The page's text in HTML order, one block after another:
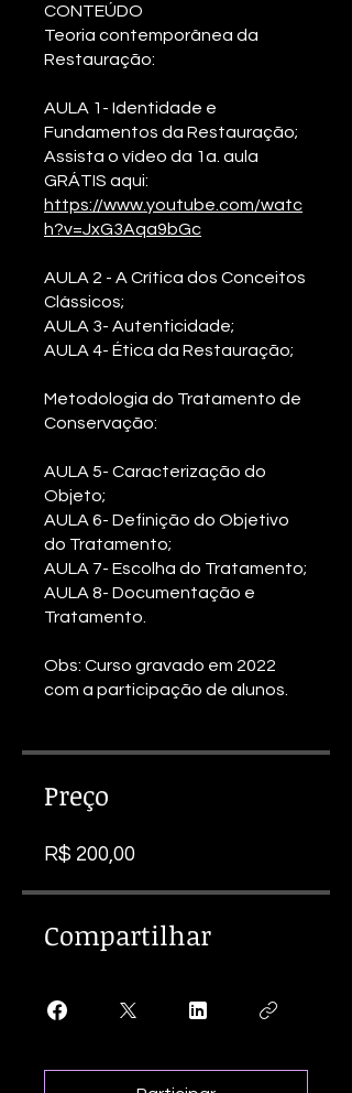
CONTEÚDO
Teoria contemporânea da
Restauração:
AULA 1- Identidade e
Fundamentos da Restauração;
Assista o vídeo da 1a. aula
GRÁTIS aqui:
https://www.youtube.com/watc
h?v=JxG3Aqa9bGc
AULA 2 - A Crítica dos Conceitos
Clássicos;
AULA 3- Autenticidade;
AULA 4- Ética da Restauração;
Metodologia do Tratamento de
Conservação:
AULA 5- Caracterização do
Objeto;
AULA 6- Definição do Objetivo
do Tratamento;
AULA 7- Escolha do Tratamento;
AULA 8- Documentação e
Tratamento.
Obs: Curso gravado em 2022
com a participação de alunos.
Preço
R$ 200,00
Compartilhar